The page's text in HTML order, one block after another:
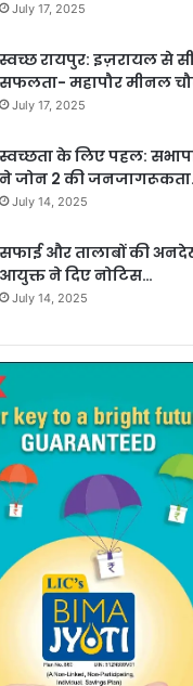
July 17, 2025
स्वच्छ रायपुर: इज़रायल से
सफलता- महापौर मीनल
July 17, 2025
स्वच्छता के लिए पहल:
ने जोन 2 की
July 14, 2025
सफाई और तालाबों की
आयुक्त ने दिए नोटिस…
July 14, 2025